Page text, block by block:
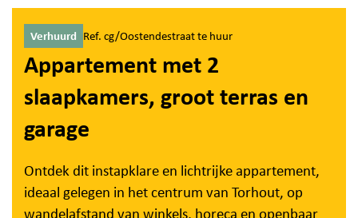
Verhuurd Ref. cg/Oostendestraat te huur
Appartement met 2
slaapkamers, groot terras en
garage
Ontdek dit instapklare en lichtrijke appartement,
ideaal gelegen in het centrum van Torhout, op
wandelafstand van winkels, horeca en openbaar